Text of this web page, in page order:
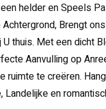
helder en Speels
Brengt
U thuis. Met een dicht
Aanvulling op
ruimte te creëren.
Landelijke en